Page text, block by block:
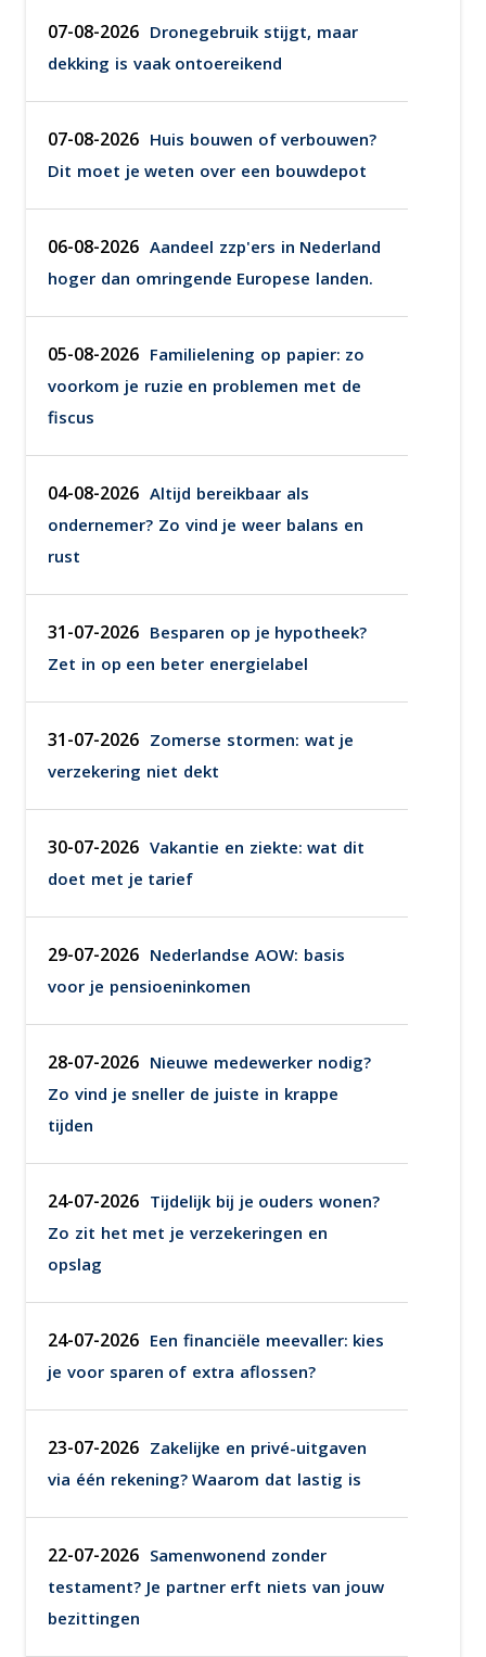
07-08-2026 Dronegebruik stijgt, maar
dekking is vaak ontoereikend
07-08-2026 Huis bouwen of verbouwen?
Dit moet je weten over een bouwdepot
06-08-2026 Aandeel zzp'ers in Nederland
hoger dan omringende Europese landen.
05-08-2026 Familielening op papier: zo
voorkom je ruzie en problemen met de
fiscus
04-08-2026 Altijd bereikbaar als
ondernemer? Zo vind je weer balans en
rust
31-07-2026 Besparen op je hypotheek?
Zet in op een beter energielabel
31-07-2026 Zomerse stormen: wat je
verzekering niet dekt
30-07-2026 Vakantie en ziekte: wat dit
doet met je tarief
29-07-2026 Nederlandse AOW: basis
voor je pensioeninkomen
28-07-2026 Nieuwe medewerker nodig?
Zo vind je sneller de juiste in krappe
tijden
24-07-2026 Tijdelijk bij je ouders wonen?
Zo zit het met je verzekeringen en
opslag
24-07-2026 Een financiële meevaller: kies
je voor sparen of extra aflossen?
23-07-2026 Zakelijke en privé-uitgaven
via één rekening? Waarom dat lastig is
22-07-2026 Samenwonend zonder
testament? Je partner erft niets van jouw
bezittingen